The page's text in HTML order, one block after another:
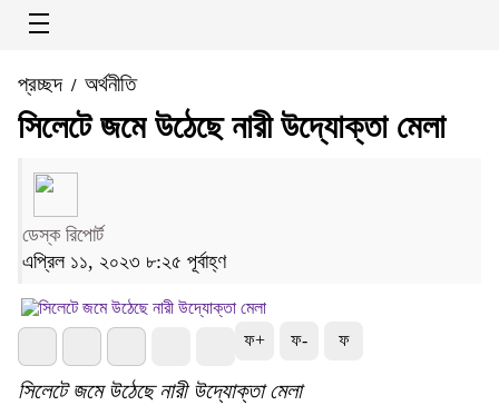
প্রচ্ছদ/ অর্থনীতি
সিলেটে জমে উঠেছে নারী উদ্যোক্তা মেলা
ডেস্ক রিপোর্ট
এপ্রিল ১১, ২০২৩ ৮:২৫ পূর্বাহ্ণ
ফ+ ফ- ফ
সিলেটে জমে উঠেছে নারী উদ্যোক্তা মেলা